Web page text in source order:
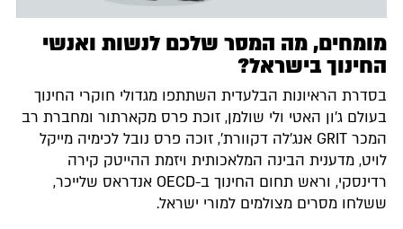
מומחים, מה המסר שלכם לנשות ואנשי
החינוך בישראל?
בסדרת הראיונות הבלעדית השתתפו מגדולי חוקרי החינוך
בעולם ג'ון האטי ולי שולמן, זוכת פרס מקארתור ומחברת רב
המכר GRIT אנג'לה דקוורת', זוכה פרס נובל לכימיה מייקל
לויט, מדענית הבינה המלאכותית ויזמת ההייטק קירה
רדינסקי, וראש תחום החינוך ב-OECD אנדראס שלייכר,
ששלחו מסרים מצולמים למורי ישראל.